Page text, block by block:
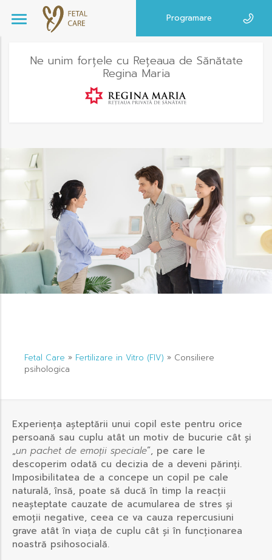
Programare
Ne unim forțele cu Rețeaua de Sănătate
Regina Maria
Fetal Care » Fertilizare in Vitro (FIV) » Consiliere
psihologica
Experiența așteptării unui copil este pentru orice
persoană sau cuplu atât un motiv de bucurie cât și
„un pachet de emoții speciale”, pe care le
descoperim odată cu decizia de a deveni părinți.
Imposibilitatea de a concepe un copil pe cale
naturală, însă, poate să ducă în timp la reacții
neașteptate cauzate de acumularea de stres și
emoții negative, ceea ce va cauza repercusiuni
grave atât în viața de cuplu cât și în funcționarea
noastră psihosocială.